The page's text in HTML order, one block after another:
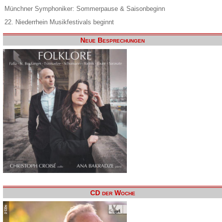
Münchner Symphoniker: Sommerpause & Saisonbeginn
22. Niederrhein Musikfestivals beginnt
Neue Besprechungen
CD der Woche